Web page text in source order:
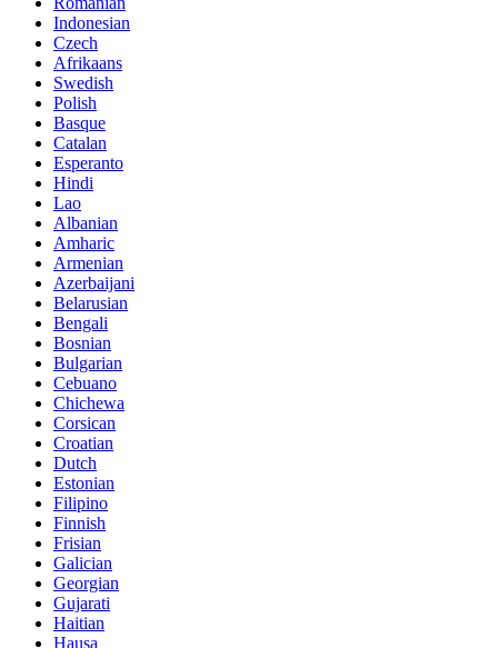
Indonesian
Czech
Afrikaans
Swedish
Polish
Basque
Catalan
Esperanto
Hindi
Lao
Albanian
Amharic
Armenian
Azerbaijani
Belarusian
Bengali
Bosnian
Bulgarian
Cebuano
Chichewa
Corsican
Croatian
Dutch
Estonian
Filipino
Finnish
Frisian
Galician
Georgian
Gujarati
Haitian
Hausa